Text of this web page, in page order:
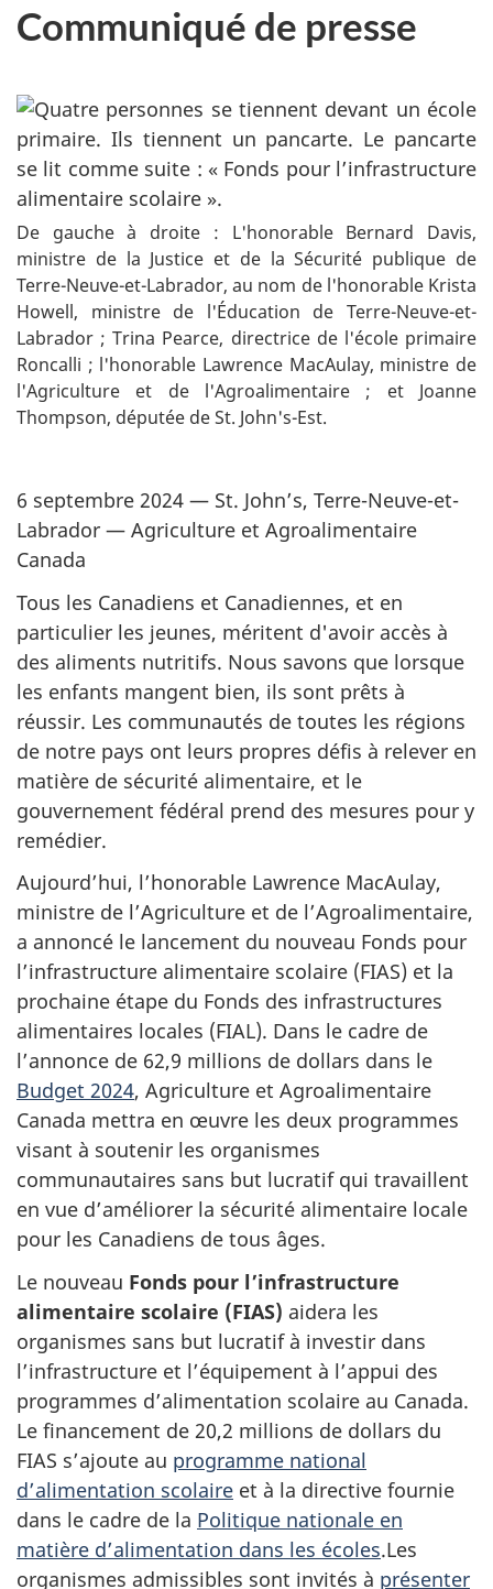
Communiqué de presse
De gauche à droite : L'honorable Bernard Davis,
ministre de la Justice et de la Sécurité publique de
Terre-Neuve-et-Labrador, au nom de l'honorable Krista
Howell, ministre de l'Éducation de Terre-Neuve-et-
Labrador ; Trina Pearce, directrice de l'école primaire
Roncalli ; l'honorable Lawrence MacAulay, ministre de
l'Agriculture et de l'Agroalimentaire ; et Joanne
Thompson, députée de St. John's-Est.
6 septembre 2024 — St. John’s, Terre-Neuve-et-
Labrador — Agriculture et Agroalimentaire
Canada
Tous les Canadiens et Canadiennes, et en
particulier les jeunes, méritent d'avoir accès à
des aliments nutritifs. Nous savons que lorsque
les enfants mangent bien, ils sont prêts à
réussir. Les communautés de toutes les régions
de notre pays ont leurs propres défis à relever en
matière de sécurité alimentaire, et le
gouvernement fédéral prend des mesures pour y
remédier.
Aujourd’hui, l’honorable Lawrence MacAulay,
ministre de l’Agriculture et de l’Agroalimentaire,
a annoncé le lancement du nouveau Fonds pour
l’infrastructure alimentaire scolaire (FIAS) et la
prochaine étape du Fonds des infrastructures
alimentaires locales (FIAL). Dans le cadre de
l’annonce de 62,9 millions de dollars dans le
Budget 2024, Agriculture et Agroalimentaire
Canada mettra en œuvre les deux programmes
visant à soutenir les organismes
communautaires sans but lucratif qui travaillent
en vue d’améliorer la sécurité alimentaire locale
pour les Canadiens de tous âges.
Le nouveau Fonds pour l’infrastructure
alimentaire scolaire (FIAS) aidera les
organismes sans but lucratif à investir dans
l’infrastructure et l’équipement à l’appui des
programmes d’alimentation scolaire au Canada.
Le financement de 20,2 millions de dollars du
FIAS s’ajoute au programme national
d’alimentation scolaire et à la directive fournie
dans le cadre de la Politique nationale en
matière d’alimentation dans les écoles.Les
organismes admissibles sont invités à présenter